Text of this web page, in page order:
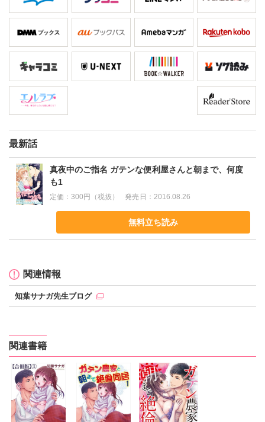
最新話
真夜中のご指名 ガテンな便利屋さんと朝まで、何度
も1
定価：300円（税抜） 発売日： 2016.08.26
無料立ち読み
関連情報
知葉サナガ先生ブログ
関連書籍